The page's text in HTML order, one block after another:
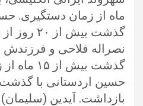
ماه از زمان دستگیری.
گذشت بیش
نصراله فلاحی و فرزندش
گذشت بیش
بازداشت. آیدین